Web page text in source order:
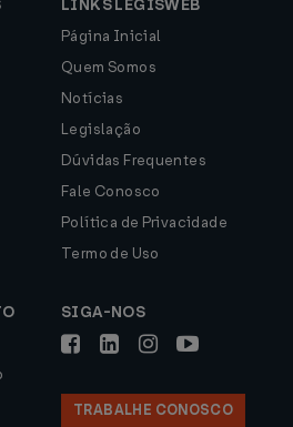
LINKS LEGISWEB
Página Inicial
Quem Somos
Notícias
Legislação
Dúvidas Frequentes
Fale Conosco
Política de Privacidade
Termo de Uso
SIGA-NOS
TRABALHE CONOSCO